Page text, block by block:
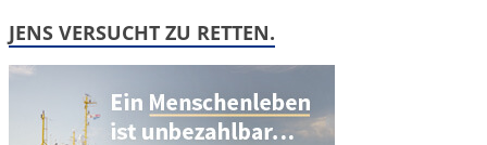
JENS VERSUCHT ZU RETTEN.